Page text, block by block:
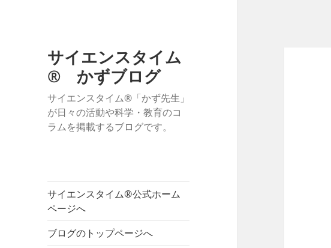
サイエンスタイム
® かずブログ
サイエンスタイム®「かず先生」
が日々の活動や科学・教育のコ
ラムを掲載するブログです。
サイエンスタイム®公式ホーム
ページへ
ブログのトップページへ